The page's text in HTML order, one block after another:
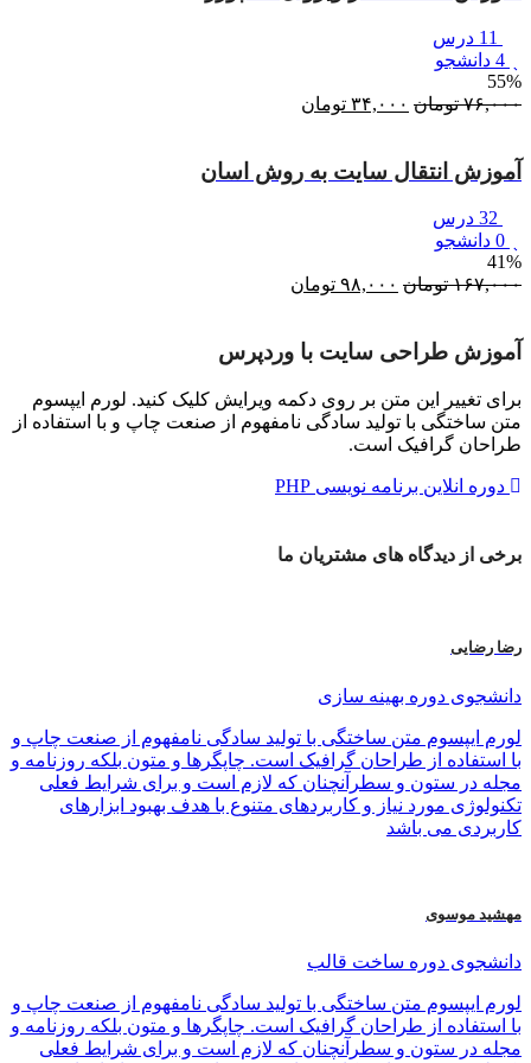
55%
۷۶,۰۰۰ تومان قیمت
بود.
۳۴,۰۰۰ تومان
آموزش انتقال سایت به روش اسان
41%
۱۶۷,۰۰۰ تومان قیمت
بود.
۹۸,۰۰۰ تومان
آموزش طراحی سایت با وردپرس
برای تغییر این متن بر روی دکمه ویرایش کلیک کنید. لورم ایپسوم
متن ساختگی با تولید سادگی نامفهوم از صنعت چاپ و با استفاده از
طراحان گرافیک است.
دوره انلاین برنامه نویسی PHP
برخی از دیدگاه های مشتریان ما
رضا رضایی
دانشجوی دوره بهینه سازی
لورم ایپسوم متن ساختگی با تولید سادگی نامفهوم از صنعت چاپ و
با استفاده از طراحان گرافیک است. چاپگرها و متون بلکه روزنامه و
مجله در ستون و سطرآنچنان که لازم است و برای شرایط فعلی
تکنولوژی مورد نیاز و کاربردهای متنوع با هدف بهبود ابزارهای
کاربردی می باشد
مهشید موسوی
دانشجوی دوره ساخت قالب
لورم ایپسوم متن ساختگی با تولید سادگی نامفهوم از صنعت چاپ و
با استفاده از طراحان گرافیک است. چاپگرها و متون بلکه روزنامه و
مجله در ستون و سطرآنچنان که لازم است و برای شرایط فعلی